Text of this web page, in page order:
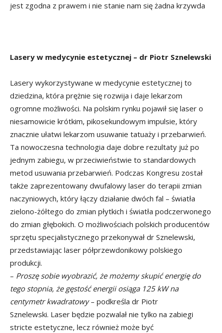
jest zgodna z prawem i nie stanie nam się żadna krzywda
Lasery w medycynie estetycznej – dr Piotr Sznelewski
Lasery wykorzystywane w medycynie estetycznej to
dziedzina, która prężnie się rozwija i daje lekarzom
ogromne możliwości. Na polskim rynku pojawił się laser o
niesamowicie krótkim, pikosekundowym impulsie, który
znacznie ułatwi lekarzom usuwanie tatuaży i przebarwień.
Ta nowoczesna technologia daje dobre rezultaty już po
jednym zabiegu, w przeciwieństwie to standardowych
metod usuwania przebarwień. Podczas Kongresu został
także zaprezentowany dwufalowy laser do terapii zmian
naczyniowych, który łączy działanie dwóch fal – światła
zielono-żółtego do zmian płytkich i światła podczerwonego
do zmian głębokich. O możliwościach polskich producentów
sprzętu specjalistycznego przekonywał dr Sznelewski,
przedstawiając laser półprzewdonikowy polskiego
produkcji.
– Proszę sobie wyobrazić, że możemy skupić energię do
tego stopnia, że gęstość energii osiąga 125 kW na
centymetr kwadratowy– podkreśla dr Piotr
Sznelewski. Laser będzie pozwalał nie tylko na zabiegi
stricte estetyczne, lecz również może być